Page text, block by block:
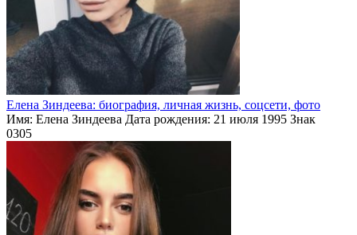
Елена Зиндеева: биография, личная жизнь, соцсети, фото
Имя: Елена Зиндеева Дата рождения: 21 июля 1995 Знак
0305